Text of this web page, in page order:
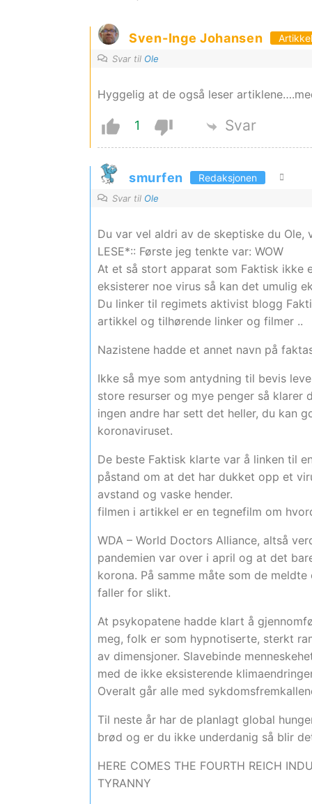
Sven-Inge Johansen
Svar til Ole
Hyggelig at de også leser
1 Svar
smurfen Redaksjonen
Svar til Ole
Du var vel aldri av de skeptiske du
LESE*:: Første jeg tenkte var: WOW
At et så stort apparat som Faktisk ikke
eksisterer noe virus så kan det umulig
Du linker til regimets aktivist blogg
artikkel og tilhørende linker og filmer ..
Nazistene hadde et annet navn på
Ikke så mye som antydning til bevis
store resurser og mye penger så
ingen andre har sett det heller, du kan
koronaviruset.
De beste Faktisk klarte var å linken til
påstand om at det har dukket opp et
avstand og vaske hender.
filmen i artikkel er en tegnefilm om
WDA – World Doctors Alliance, altså
pandemien var over i april og at det
korona. På samme måte som de
faller for slikt.
At psykopatene hadde klart å
meg, folk er som hypnotiserte, sterkt
av dimensjoner. Slavebinde
med de ikke eksisterende
Overalt går alle med
Til neste år har de planlagt global
brød og er du ikke underdanig så blir
HERE COMES THE FOURTH REICH
TYRANNY